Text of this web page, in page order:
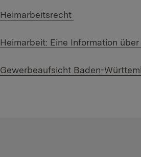
Externer Link:
Heimarbeitsrecht
Link auf Datei:
Heimarbeit: Eine Information
Externer Link:
Gewerbeaufsicht Baden-